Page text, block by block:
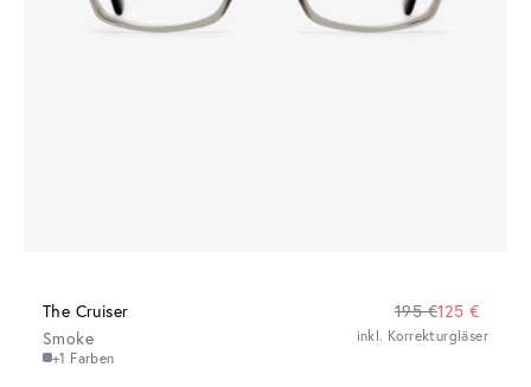
The Cruiser 195 €125 €
Smoke
+1 Farben
inkl. Korrekturgläser